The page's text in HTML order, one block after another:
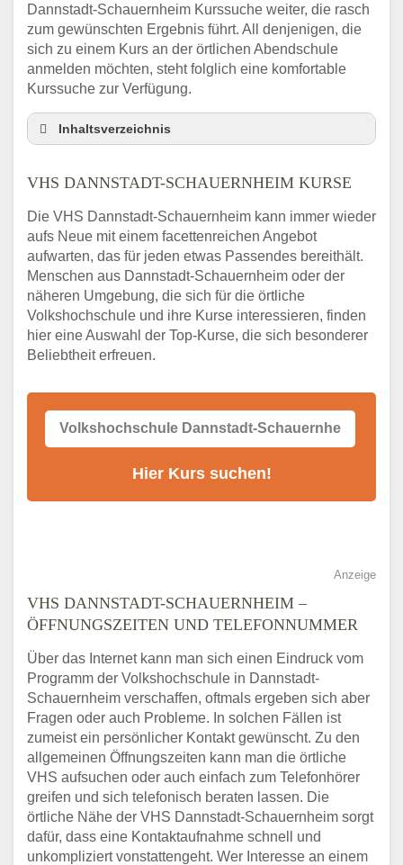
Dannstadt-Schauernheim Kurssuche weiter, die rasch
zum gewünschten Ergebnis führt. All denjenigen, die
sich zu einem Kurs an der örtlichen Abendschule
anmelden möchten, steht folglich eine komfortable
Kurssuche zur Verfügung.
Inhaltsverzeichnis
Schauernheim und Umgebung
Abendschule Dannstadt-Schauernheim
Kurssuche
VHS Dannstadt-Schauernheim Kurse
VHS Dannstadt-Schauernheim –
Öffnungszeiten und Telefonnummer
Stellenangebote der Volkshochschule
Dannstadt-Schauernheim
VHS-Kurs
Alternativen zum VHS Programm 2026 in
VHS DANNSTADT-SCHAUERNHEIM KURSE
Die VHS Dannstadt-Schauernheim kann immer wieder
aufs Neue mit einem facettenreichen Angebot
aufwarten, das für jeden etwas Passendes bereithält.
Menschen aus Dannstadt-Schauernheim oder der
näheren Umgebung, die sich für die örtliche
Volkshochschule und ihre Kurse interessieren, finden
hier eine Auswahl der Top-Kurse, die sich besonderer
Beliebtheit erfreuen.
Anzeige
VHS DANNSTADT-SCHAUERNHEIM –
ÖFFNUNGSZEITEN UND TELEFONNUMMER
Über das Internet kann man sich einen Eindruck vom
Programm der Volkshochschule in Dannstadt-
Schauernheim verschaffen, oftmals ergeben sich aber
Fragen oder auch Probleme. In solchen Fällen ist
zumeist ein persönlicher Kontakt gewünscht. Zu den
allgemeinen Öffnungszeiten kann man die örtliche
VHS aufsuchen oder auch einfach zum Telefonhörer
greifen und sich telefonisch beraten lassen. Die
örtliche Nähe der VHS Dannstadt-Schauernheim sorgt
dafür, dass eine Kontaktaufnahme schnell und
unkompliziert vonstattengeht. Wer Interesse an einem